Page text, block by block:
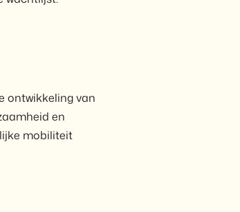
ontwikkeling van
en
mobiliteit